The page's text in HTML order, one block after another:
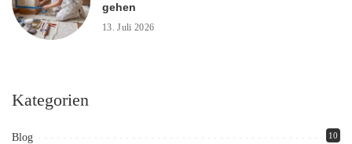
gehen
13. Juli 2026
Kategorien
Blog 10